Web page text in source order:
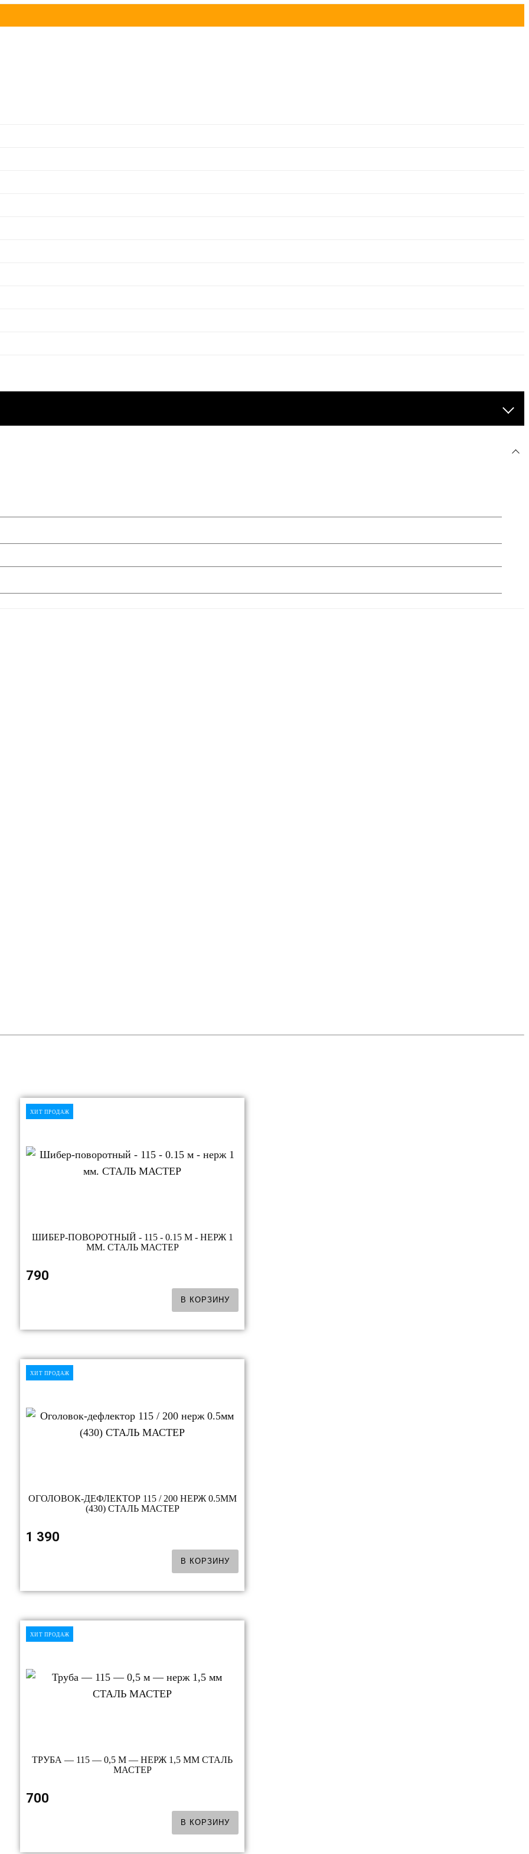
ХИТ ПРОДАЖ
ШИБЕР-ПОВОРОТНЫЙ - 115 - 0.15 М - НЕРЖ 1
ММ. СТАЛЬ МАСТЕР
790
В КОРЗИНУ
ХИТ ПРОДАЖ
ОГОЛОВОК-ДЕФЛЕКТОР 115 / 200 НЕРЖ 0.5ММ
(430) СТАЛЬ МАСТЕР
1 390
В КОРЗИНУ
ХИТ ПРОДАЖ
ТРУБА — 115 — 0,5 М — НЕРЖ 1,5 ММ СТАЛЬ
МАСТЕР
700
В КОРЗИНУ